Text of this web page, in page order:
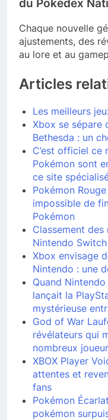
du Pokédex
Chaque nouvelle
ajustements, des
au lore et au
Articles
Les meilleurs
Xbox se sépare
Bethesda : un
C’est officiel ce
Pokémon sont
ce site
Pokémon
impossible de
Pokémon
Classement
Nintendo
Xbox envisage
Nintendo : une
Quand
lançait la
mystérieuse
God of War
révélateurs qui
nombreux
XBOX Player
attentes et
fans
Pokémon
pokémon